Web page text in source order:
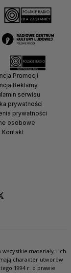
Promocji
Reklamy
serwisu
prywatności
prywatności
osobowe
Kontakt
materiały i ich
charakter utworów
1994 r. o prawie